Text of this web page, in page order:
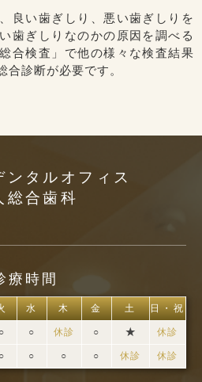
良い歯ぎしり、悪い歯ぎしりを
歯ぎしりなのかの原因を調べる
合検査」で他の様々な検査結果
合診断が必要です。
ンタルオフィス
総合歯科
療時間
水 木 金 土 日・祝
○ ○ 休診 ○ ★ 休診
○ ○ ○ ○ 休診 休診